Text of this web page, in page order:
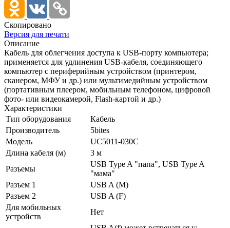
Скопировано
Версия для печати
Описание
Кабель для облегчения доступа к USB-порту компьютера;
применяется для удлинения USB-кабеля, соединяющего
компьютер с периферийным устройством (принтером,
сканером, МФУ и др.) или мультимедийным устройством
(портативным плеером, мобильным телефоном, цифровой
фото- или видеокамерой, Flash-картой и др.)
Характеристики
Тип оборудования
Кабель
Производитель
5bites
Модель
UC5011-030C
Длина кабеля (м)
3 м
Разъемы
USB Type A "папа", USB Type A
"мама"
Разъем 1
USB A (M)
Разъем 2
USB A (F)
Для мобильных
устройств
Нет